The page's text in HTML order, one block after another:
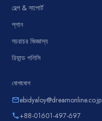
হেল্প & সাপোর্ট
প্লান
সচরাচর জিজ্ঞাস্য
রিফান্ড পলিসি
যোগাযোগ
emailebidyaloy@dreamonline.co.jp
phone+88-01601-497-697